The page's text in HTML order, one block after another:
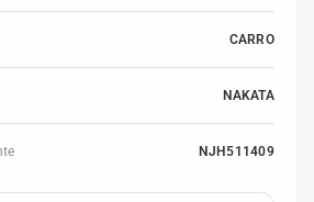
CARRO
NAKATA
NJH511409